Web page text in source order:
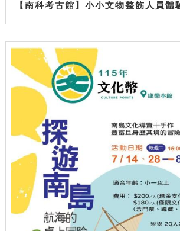
【南科考古館】小小文物整飭人員體